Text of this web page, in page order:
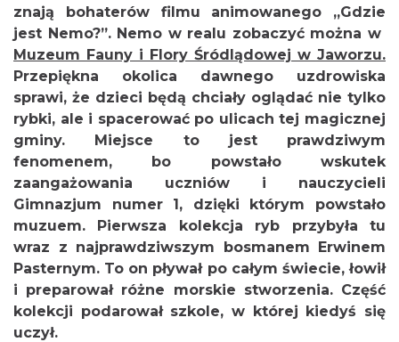
znają bohaterów filmu animowanego „Gdzie
jest Nemo?”. Nemo w realu zobaczyć można w
Muzeum Fauny i Flory Śródlądowej w Jaworzu.
Przepiękna okolica dawnego uzdrowiska
sprawi, że dzieci będą chciały oglądać nie tylko
rybki, ale i spacerować po ulicach tej magicznej
gminy. Miejsce to jest prawdziwym
fenomenem, bo powstało wskutek
zaangażowania uczniów i nauczycieli
Gimnazjum numer 1, dzięki którym powstało
muzuem. Pierwsza kolekcja ryb przybyła tu
wraz z najprawdziwszym bosmanem Erwinem
Pasternym. To on pływał po całym świecie, łowił
i preparował różne morskie stworzenia. Część
kolekcji podarował szkole, w której kiedyś się
uczył.